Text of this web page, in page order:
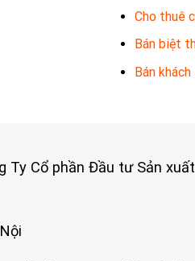
Cho thuê
Bán biệt
Bán
Ty Cổ phần Đầu tư Sản